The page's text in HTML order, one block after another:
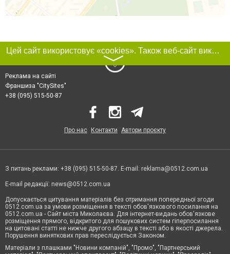
Цей сайт використовує «cookies». Також веб-сайт використовує інтернет-сервіс для збору технічних даних стосовно відвідувачів з метою отримання маркетингової та статистичної інформації. Умови обробки даних відвідувачів сайту див.
〉
Реклама на сайті
Франшиза "CitySites"
+38 (095) 515-50-87
Про нас Контакти Автори проєкту
З питань реклами: +38 (095) 515-50-87. E-mail: reklama@0512.com.ua
E-mail редакції: news@0512.com.ua
Допускається цитування матеріалів без отримання попередньої згоди
0512.com.ua за умови розміщення в тексті обов'язкового посилання на
0512.com.ua - Сайт міста Миколаєва. Для інтернет-видань обов'язкове
розміщення прямого, відкритого для пошукових систем гіперпосилання
на цитовані статті не нижче другого абзацу в тексті або в якості джерела.
Порушення виняткових прав переслідується Законом.
Матеріали з плашками "Новини компаній", "Промо", "Партнерський